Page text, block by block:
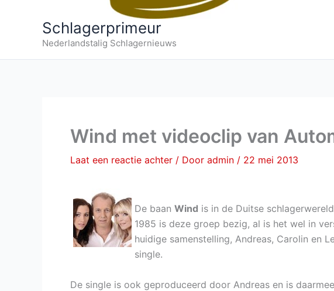
Schlagerprimeur
Nederlandstalig Schlagernieuws
Wind met videoclip van
Laat een reactie achter / Door admin / 22 mei 2013
De baan Wind is in de Duitse
1985 is deze groep bezig, al is het wel in
huidige samenstelling, Andreas, Carolin en
single.
De single is ook geproduceerd door Andreas en is